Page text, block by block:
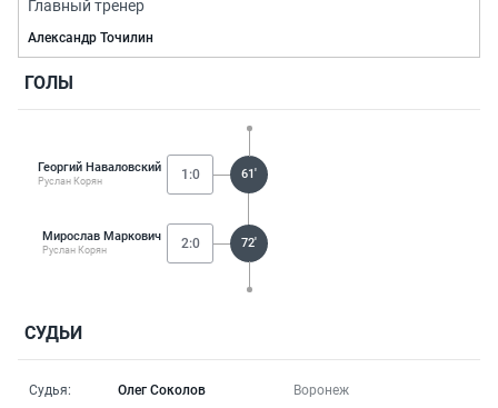
Главный тренер
Александр Точилин
ГОЛЫ
Георгий Наваловский
Руслан Корян 1:0 61'
Мирослав Маркович
Руслан Корян 2:0 72'
СУДЬИ
Судья: Олег Соколов
Воронеж